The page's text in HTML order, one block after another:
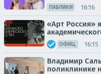
ПАБЛИКИ 16:16
«Арт Россия»
ОФИЦ. 16:15
Владимир
поликлинике